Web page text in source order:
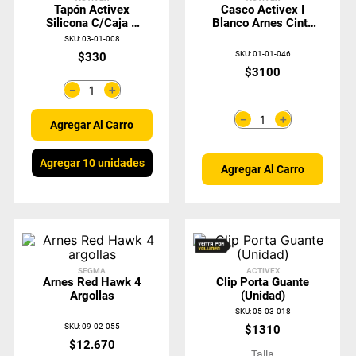
Tapón Activex
Silicona C/Caja Y
Cordón 24 DB
SKU:03-01-008
$330
＋
－
Agregar Al Carro
Agregar 10 unidades
Casco Activex I
Blanco Arnes Cinta
SKU:01-01-046
$3100
＋
－
Agregar Al Carro
SEGMA
Arnes Red Hawk 4
Argollas
SKU:09-02-055
$12.670
ACTIVEX
Clip Porta Guante
(Unidad)
SKU:05-03-018
$1310